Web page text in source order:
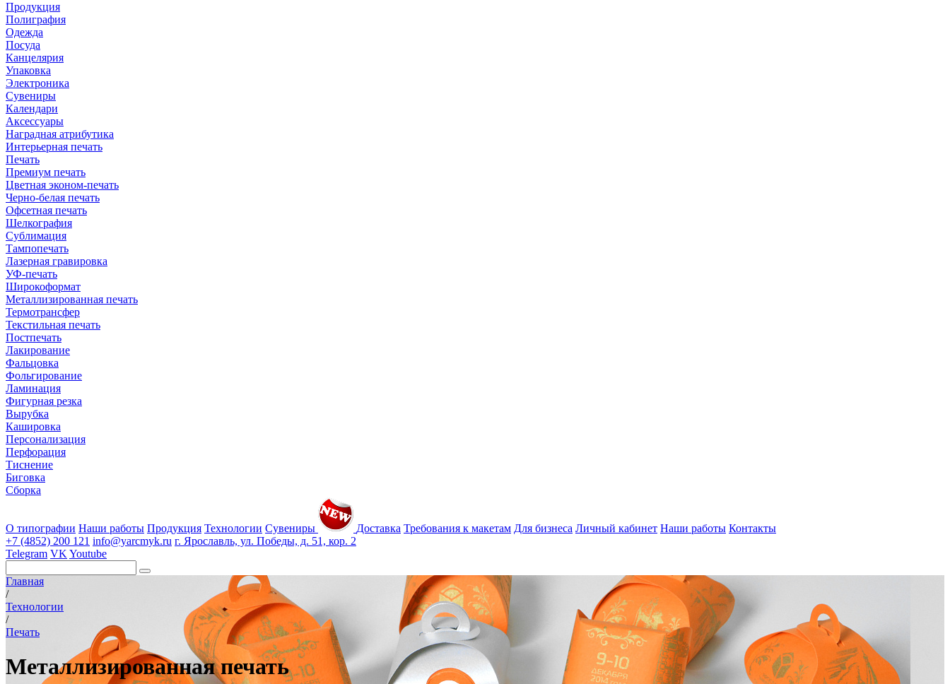
Продукция
Полиграфия
Одежда
Посуда
Канцелярия
Упаковка
Электроника
Сувениры
Календари
Аксессуары
Наградная атрибутика
Интерьерная печать
Печать
Премиум печать
Цветная эконом-печать
Черно-белая печать
Офсетная печать
Шелкография
Сублимация
Тампопечать
Лазерная гравировка
УФ-печать
Широкоформат
Металлизированная печать
Термотрансфер
Текстильная печать
Постпечать
Лакирование
Фальцовка
Фольгирование
Ламинация
Фигурная резка
Вырубка
Кашировка
Персонализация
Перфорация
Тиснение
Биговка
Сборка
О типографии Наши работы Продукция Технологии Сувениры Доставка Требования к макетам Для бизнеса Личный кабинет Наши работы Контакты
+7 (4852) 200 121 info@yarcmyk.ru г. Ярославль, ул. Победы, д. 51, кор. 2
Telegram VK Youtube
Главная
/
Технологии
/
Печать
Металлизированная печать